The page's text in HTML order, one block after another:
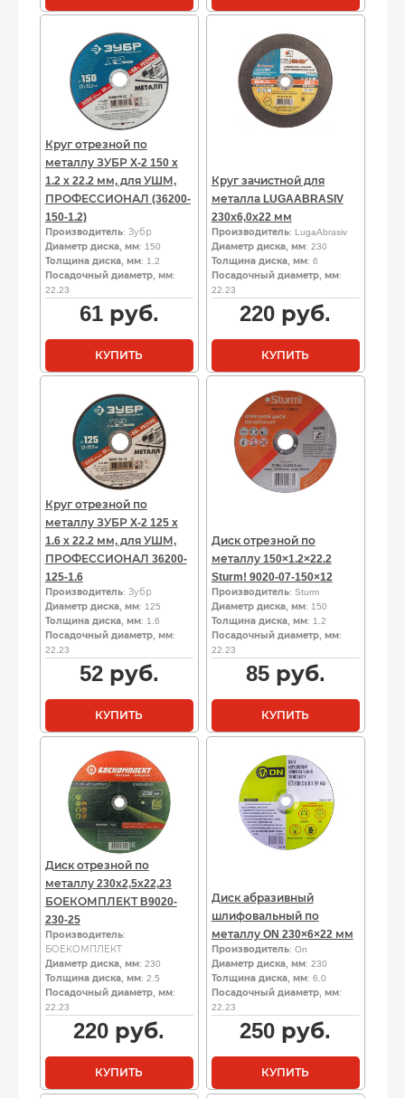
Круг отрезной по
металлу ЗУБР X-2 150 x
1.2 x 22.2 мм, для УШМ,
ПРОФЕССИОНАЛ (36200-
150-1.2)
Производитель: Зубр
Диаметр диска, мм: 150
Толщина диска, мм: 1.2
Посадочный диаметр, мм:
22.23
61руб.
КУПИТЬ
Круг зачистной для
металла LUGAABRASIV
230х6,0х22 мм
Производитель: LugaAbrasiv
Диаметр диска, мм: 230
Толщина диска, мм: 6
Посадочный диаметр, мм:
22.23
220 руб.
КУПИТЬ
Круг отрезной по
металлу ЗУБР X-2 125 x
1.6 x 22.2 мм, для УШМ,
ПРОФЕССИОНАЛ 36200-
125-1.6
Производитель: Зубр
Диаметр диска, мм: 125
Толщина диска, мм: 1.6
Посадочный диаметр, мм:
22.23
52руб.
КУПИТЬ
Диск отрезной по
металлу 150×1.2×22.2
Sturm! 9020-07-150×12
Производитель: Sturm
Диаметр диска, мм: 150
Толщина диска, мм: 1.2
Посадочный диаметр, мм:
22.23
85руб.
КУПИТЬ
Диск отрезной по
металлу 230х2,5х22,23
БОЕКОМПЛЕКТ B9020-
230-25
Производитель:
БОЕКОМПЛЕКТ
Диаметр диска, мм: 230
Толщина диска, мм: 2.5
Посадочный диаметр, мм:
22.23
220 руб.
КУПИТЬ
Диск абразивный
шлифовальный по
металлу ON 230×6×22 мм
Производитель: On
Диаметр диска, мм: 230
Толщина диска, мм: 6.0
Посадочный диаметр, мм:
22.23
250 руб.
КУПИТЬ